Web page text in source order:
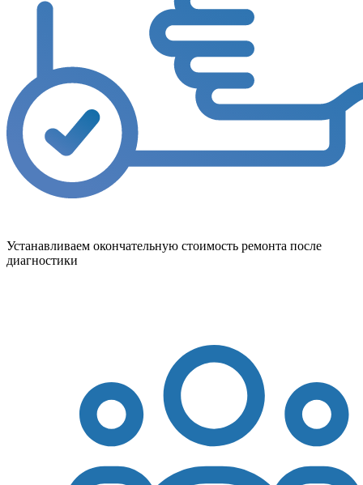
Устанавливаем окончательную стоимость ремонта после
диагностики